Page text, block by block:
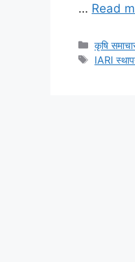
… Read
कृषि
IARI